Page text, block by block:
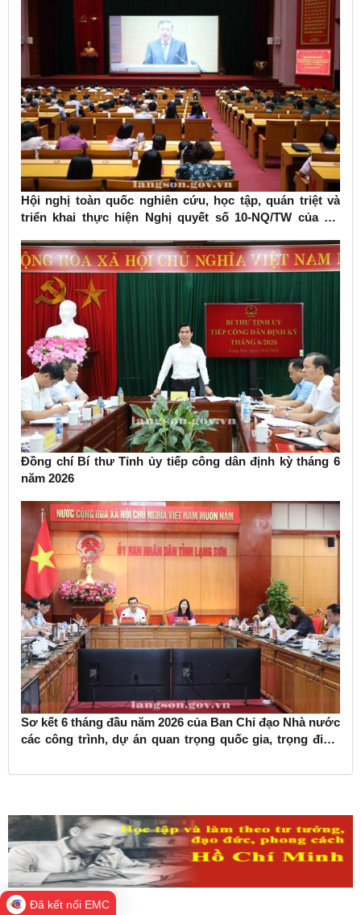
Hội nghị toàn quốc nghiên cứu, học tập, quán triệt và
triển khai thực hiện Nghị quyết số 10-NQ/TW của Bộ
Đồng chí Bí thư Tỉnh ủy tiếp công dân định kỳ tháng 6
năm 2026
Sơ kết 6 tháng đầu năm 2026 của Ban Chỉ đạo Nhà nước
các công trình, dự án quan trọng quốc gia, trọng điểm
Đã kết nối EMC